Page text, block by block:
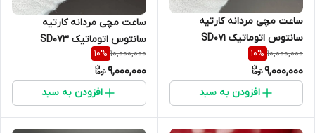
ساعت مچی مردانه کارتیه
سانتوس اتوماتیک SD07۱
10,000,000
10%
9,000,000
افزودن به سبد
ساعت مچی مردانه کارتیه
سانتوس اتوماتیک SD073
10,000,000
10%
9,000,000
افزودن به سبد